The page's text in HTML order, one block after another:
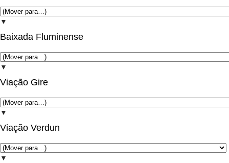
▼
Baixada Fluminense
▼
Viação Gire
▼
Viação Verdun
▼